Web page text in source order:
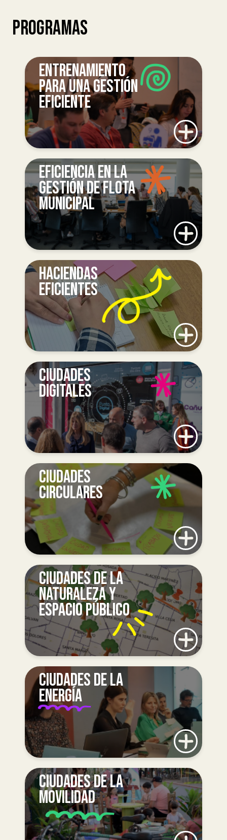
PROGRAMAS
ENTRENAMIENTO
PARA UNA GESTIÓN
EFICIENTE
EFICIENCIA EN LA
GESTIÓN DE FLOTA
MUNICIPAL
HACIENDAS
EFICIENTES
CIUDADES
DIGITALES
CIUDADES
CIRCULARES
CIUDADES DE LA
NATURALEZA Y
ESPACIO PÚBLICO
CIUDADES DE LA
ENERGÍA
CIUDADES DE LA
MOVILIDAD